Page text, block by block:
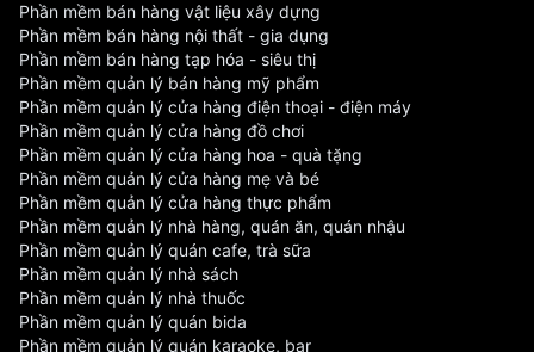
Phần mềm bán hàng vật liệu xây dựng
Phần mềm bán hàng nội thất - gia dụng
Phần mềm bán hàng tạp hóa - siêu thị
Phần mềm quản lý bán hàng mỹ phẩm
Phần mềm quản lý cửa hàng điện thoại - điện máy
Phần mềm quản lý cửa hàng đồ chơi
Phần mềm quản lý cửa hàng hoa - quà tặng
Phần mềm quản lý cửa hàng mẹ và bé
Phần mềm quản lý cửa hàng thực phẩm
Phần mềm quản lý nhà hàng, quán ăn, quán nhậu
Phần mềm quản lý quán cafe, trà sữa
Phần mềm quản lý nhà sách
Phần mềm quản lý nhà thuốc
Phần mềm quản lý quán bida
Phần mềm quản lý quán karaoke, bar